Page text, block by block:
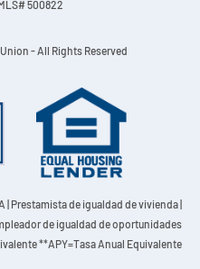
500822
- All Rights Reserved
| Prestamista de igualdad de vivienda |
de igualdad de oportunidades
**APY=Tasa Anual Equivalente